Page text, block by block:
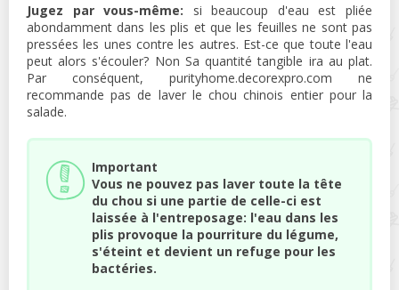
Jugez par vous-même: si beaucoup d'eau est pliée
abondamment dans les plis et que les feuilles ne sont pas
pressées les unes contre les autres. Est-ce que toute l'eau
peut alors s'écouler? Non Sa quantité tangible ira au plat.
Par conséquent, purityhome.decorexpro.com ne
recommande pas de laver le chou chinois entier pour la
salade.
Important
Vous ne pouvez pas laver toute la tête
du chou si une partie de celle-ci est
laissée à l'entreposage: l'eau dans les
plis provoque la pourriture du légume,
s'éteint et devient un refuge pour les
bactéries.